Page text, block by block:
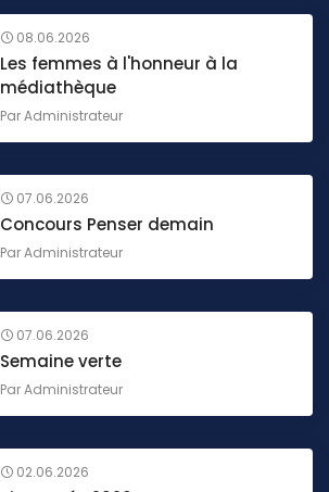
08.06.2026
Les femmes à l'honneur à la
médiathèque
ParAdministrateur
07.06.2026
Concours Penser demain
ParAdministrateur
07.06.2026
Semaine verte
ParAdministrateur
02.06.2026